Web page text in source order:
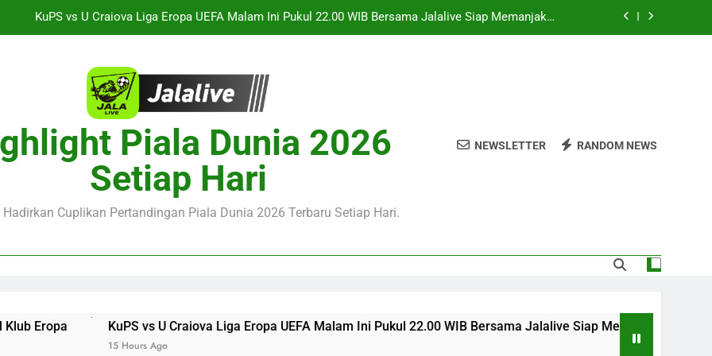
Jalalive Streaming Monaco vs Getafe Club Friendly Dini Hari Ini Pukul 01.00 WIB Menjadi Pilihan Tepat
KuPS vs U Craiova Liga Eropa UEFA Malam Ini Pukul 22.00 WIB Bersama Jalalive Siap Memanjakan
Penggemar Kompetisi Eropa
Streaming Jalalive Arsenal vs Real Betis Club Friendly Dini Hari Ini Pukul 01.30 WIB, Jadwal Laga
Piala Dunia 2026
Setiap Hari
Cuplikan Pertandingan Piala Dunia 2026 Terbaru Setiap Hari.
NEWSLETTER RANDOM NEWS
KuPS vs U Craiova Liga Eropa UEFA Malam Ini Pukul 22.00 WIB Bersama Jalalive Siap Memanjakan
15 Hours Ago